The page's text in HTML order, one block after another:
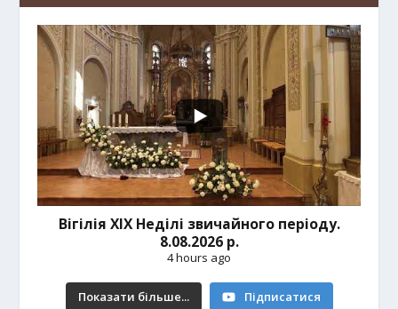
Вігілія ХІХ Неділі звичайного періоду.
8.08.2026 р.
4 hours ago
Показати більше... Підписатися